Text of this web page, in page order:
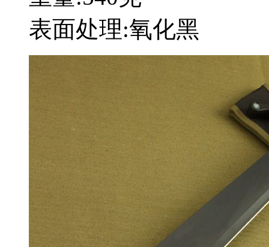
表面处理:氧化黑